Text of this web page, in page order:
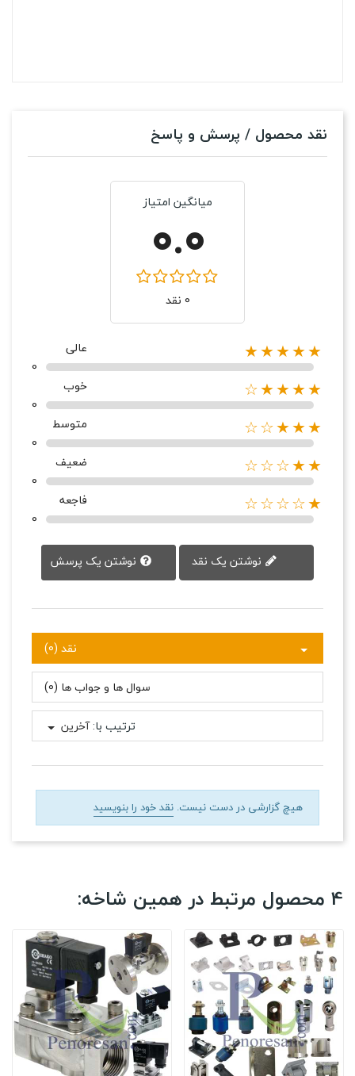
نقد محصول / پرسش و پاسخ
میانگین امتیاز
0.0
0 نقد
★★★★★
عالی
0
★★★★☆
خوب
0
★★★☆☆
متوسط
0
★★☆☆☆
ضعیف
0
★☆☆☆☆
فاجعه
0
نوشتن یک پرسش
نقد (0)
سوال ها و جواب ها (0)
ترتیب با:آخرین
هیچ گزارشی در دست نیست. نقد خود را بنویسید
4 محصول مرتبط در همین شاخه: